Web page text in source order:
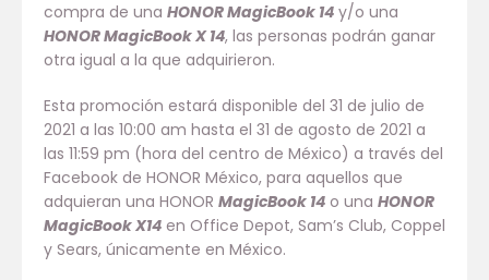
compra de una HONOR MagicBook 14 y/o una
HONOR MagicBook X 14, las personas podrán ganar
otra igual a la que adquirieron.
Esta promoción estará disponible del 31 de julio de
2021 a las 10:00 am hasta el 31 de agosto de 2021 a
las 11:59 pm (hora del centro de México) a través del
Facebook de HONOR México, para aquellos que
adquieran una HONOR MagicBook 14 o una HONOR
MagicBook X14 en Office Depot, Sam’s Club, Coppel
y Sears, únicamente en México.